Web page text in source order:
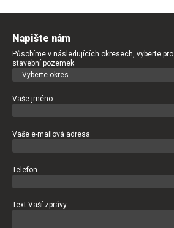
Napište nám
Působíme v následujících okresech, vyberte
stavební pozemek.
Vaše jméno
Vaše e-mailová adresa
Telefon
Text Vaší zprávy